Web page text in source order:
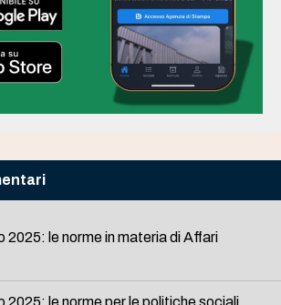
2025: le norme in materia di Affari